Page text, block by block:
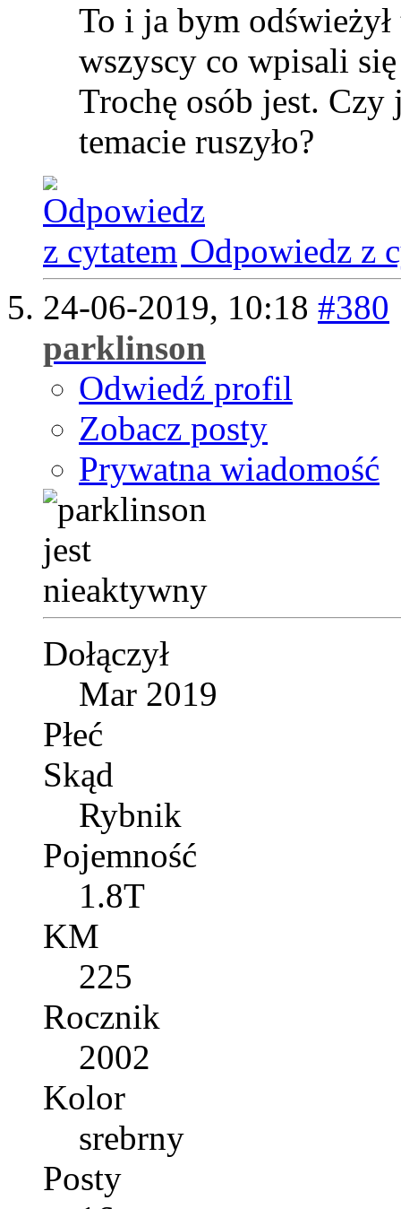
To i ja bym
wszyscy co wpisali
Trochę osób jest. Czy
temacie ruszyło?
Odpowiedz z
24-06-2019, 10:18 #380
parklinson
Odwiedź profil
Zobacz posty
Prywatna wiadomość
Dołączył
Mar 2019
Płeć
Skąd
Rybnik
Pojemność
1.8T
KM
225
Rocznik
2002
Kolor
srebrny
Posty